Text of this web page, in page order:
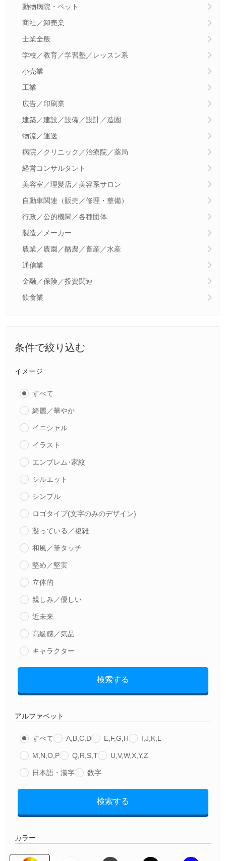
動物病院・ペット
商社／卸売業
士業全般
学校／教育／学習塾／レッスン系
小売業
工業
広告／印刷業
建築／建設／設備／設計／造園
物流／運送
病院／クリニック／治療院／薬局
経営コンサルタント
美容室／理髪店／美容系サロン
自動車関連（販売／修理・整備）
行政／公的機関／各種団体
製造／メーカー
農業／農園／酪農／畜産／水産
通信業
金融／保険／投資関連
飲食業
条件で絞り込む
イメージ
すべて
綺麗／華やか
イニシャル
イラスト
エンブレム･家紋
シルエット
シンプル
ロゴタイプ(文字のみのデザイン)
凝っている／複雑
和風／筆タッチ
堅め／堅実
立体的
親しみ／優しい
近未来
高級感／気品
キャラクター
検索する
アルファベット
すべて A,B,C,D E,F,G,H I,J,K,L
M,N,O,P Q,R,S,T U,V,W,X,Y,Z
日本語・漢字 数字
検索する
カラー